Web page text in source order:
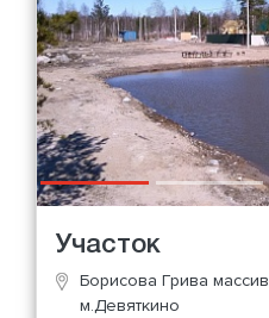
Участок
Борисова Грива массив
м.Девяткино